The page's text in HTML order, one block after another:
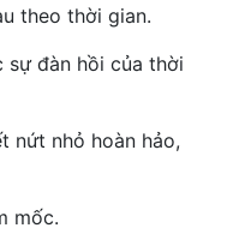
theo thời gian.
sự đàn hồi của thời
nứt nhỏ hoàn hảo,
mốc.